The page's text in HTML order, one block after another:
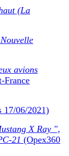
(La
avions
France
17/06/2021)
X Ray ",
21 (Opex360